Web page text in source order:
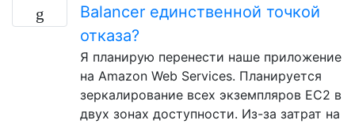
Balancer единственной точкой
отказа?
Я планирую перенести наше приложение
на Amazon Web Services. Планируется
зеркалирование всех экземпляров EC2 в
двух зонах доступности. Из-за затрат на